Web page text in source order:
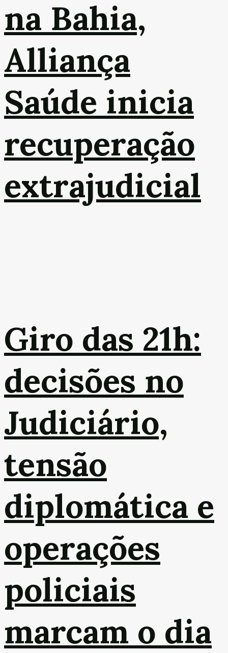
na Bahia,
Alliança
Saúde inicia
recuperação
extrajudicial
Giro das 21h:
decisões no
Judiciário,
tensão
diplomática e
operações
policiais
marcam o dia